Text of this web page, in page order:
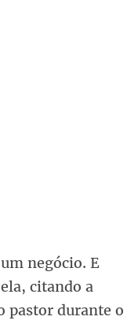
negócio. E
citando a
pastor durante o